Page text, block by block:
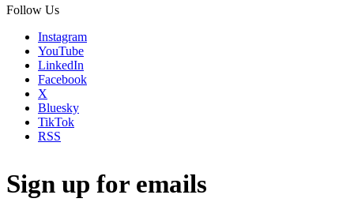
Follow Us
Instagram
YouTube
LinkedIn
Facebook
X
Bluesky
TikTok
RSS
Sign up for emails